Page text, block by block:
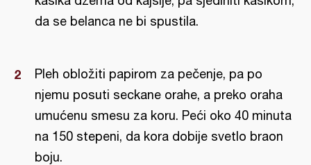
da se belanca ne bi spustila.
Pleh obložiti papirom za pečenje, pa po
njemu posuti seckane orahe, a preko oraha
umućenu smesu za koru. Peći oko 40 minuta
na 150 stepeni, da kora dobije svetlo braon
boju.